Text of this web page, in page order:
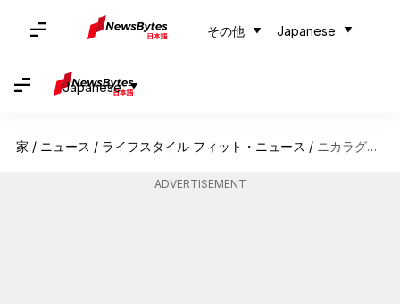
その他 Japanese
Japanese
家 / ニュース / ライフスタイル フィット・ニュース / ニカラグアの高地を探検しよう：魅力的な山の隠れ家が待っている
ADVERTISEMENT